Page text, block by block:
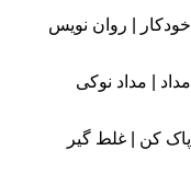
خودکار | روان نویس
مداد | مداد نوکی
پاک کن | غلط گیر